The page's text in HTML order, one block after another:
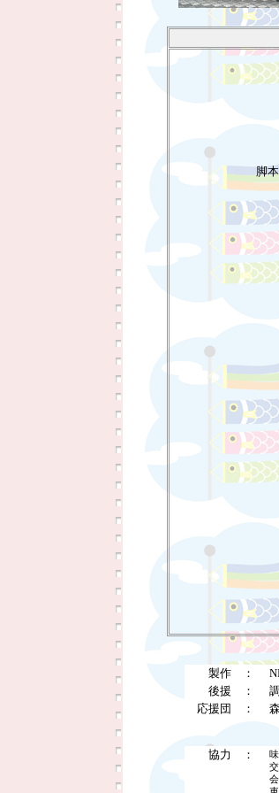
脚
製作 ：
後援 ：
応援団 ：
協力 ：